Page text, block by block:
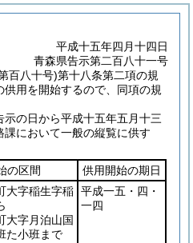
平成十五年四月十四日
青森県告示第二百八十一号
百八十号)第十八条第二項の規
用を開始するので、同項の規
の日から平成十五年五月十三
において一般の縦覧に供す
の区間
供用開始の期日
大字稲生字稲
大字月泊山国
た小班まで
平成一五・四・
一四